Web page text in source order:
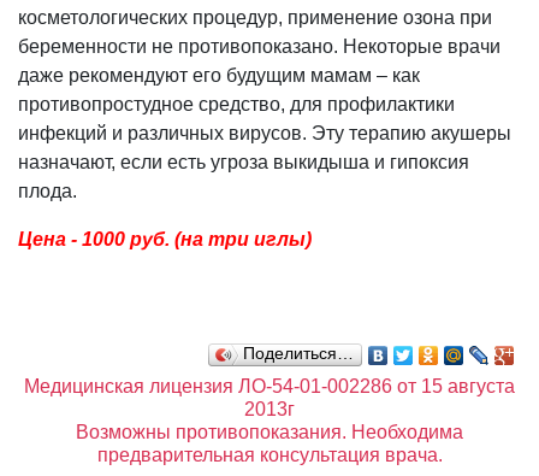
косметологических процедур, применение озона при
беременности не противопоказано. Некоторые врачи
даже рекомендуют его будущим мамам – как
противопростудное средство, для профилактики
инфекций и различных вирусов. Эту терапию акушеры
назначают, если есть угроза выкидыша и гипоксия
плода.
Цена - 1000 руб. (на три иглы)
Поделиться…
Медицинская лицензия ЛО-54-01-002286 от 15 августа
2013г
Возможны противопоказания. Необходима
предварительная консультация врача.